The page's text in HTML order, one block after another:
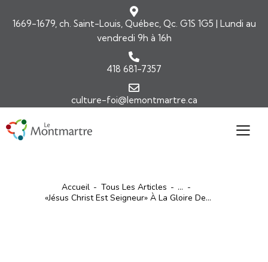
1669-1679, ch. Saint-Louis, Québec, Qc. G1S 1G5 | Lundi au
vendredi 9h à 16h
418 681-7357
culture-foi@lemontmartre.ca
Accueil Tous Les Articles
...
«Jésus Christ Est Seigneur» À La Gloire De...